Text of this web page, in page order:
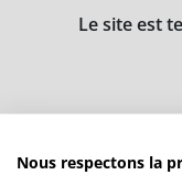
Le site est
Nous respectons la